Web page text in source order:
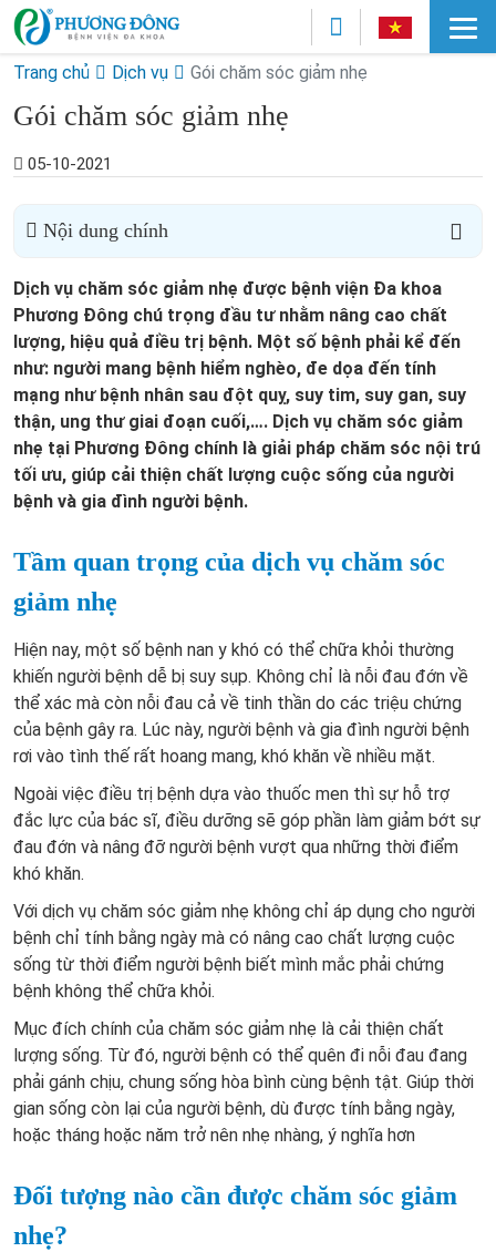
Trang chủ Dịch vụ Gói chăm sóc giảm nhẹ
Gói chăm sóc giảm nhẹ
05-10-2021
Nội dung chính
Dịch vụ chăm sóc giảm nhẹ được bệnh viện Đa khoa
Phương Đông chú trọng đầu tư nhằm nâng cao chất
lượng, hiệu quả điều trị bệnh. Một số bệnh phải kể đến
như: người mang bệnh hiểm nghèo, đe dọa đến tính
mạng như bệnh nhân sau đột quỵ, suy tim, suy gan, suy
thận, ung thư giai đoạn cuối,…. Dịch vụ chăm sóc giảm
nhẹ tại Phương Đông chính là giải pháp chăm sóc nội trú
tối ưu, giúp cải thiện chất lượng cuộc sống của người
bệnh và gia đình người bệnh.
Tầm quan trọng của dịch vụ chăm sóc
giảm nhẹ
Hiện nay, một số bệnh nan y khó có thể chữa khỏi thường
khiến người bệnh dễ bị suy sụp. Không chỉ là nỗi đau đớn về
thể xác mà còn nỗi đau cả về tinh thần do các triệu chứng
của bệnh gây ra. Lúc này, người bệnh và gia đình người bệnh
rơi vào tình thế rất hoang mang, khó khăn về nhiều mặt.
Ngoài việc điều trị bệnh dựa vào thuốc men thì sự hỗ trợ
đắc lực của bác sĩ, điều dưỡng sẽ góp phần làm giảm bớt sự
đau đớn và nâng đỡ người bệnh vượt qua những thời điểm
khó khăn.
Với dịch vụ chăm sóc giảm nhẹ không chỉ áp dụng cho người
bệnh chỉ tính bằng ngày mà có nâng cao chất lượng cuộc
sống từ thời điểm người bệnh biết mình mắc phải chứng
bệnh không thể chữa khỏi.
Mục đích chính của chăm sóc giảm nhẹ là cải thiện chất
lượng sống. Từ đó, người bệnh có thể quên đi nỗi đau đang
phải gánh chịu, chung sống hòa bình cùng bệnh tật. Giúp thời
gian sống còn lại của người bệnh, dù được tính bằng ngày,
hoặc tháng hoặc năm trở nên nhẹ nhàng, ý nghĩa hơn
Đối tượng nào cần được chăm sóc giảm
nhẹ?